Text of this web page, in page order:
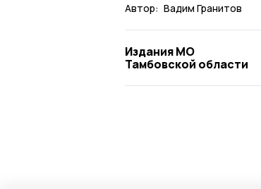
Автор: Вадим Гранитов
Издания МО
Тамбовской области